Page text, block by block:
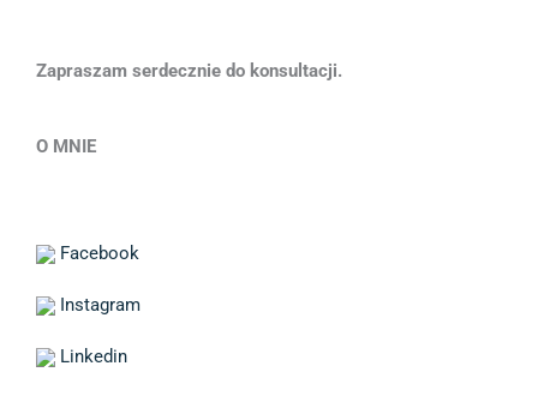
Zapraszam serdecznie do konsultacji.
O MNIE
Facebook
Instagram
Linkedin